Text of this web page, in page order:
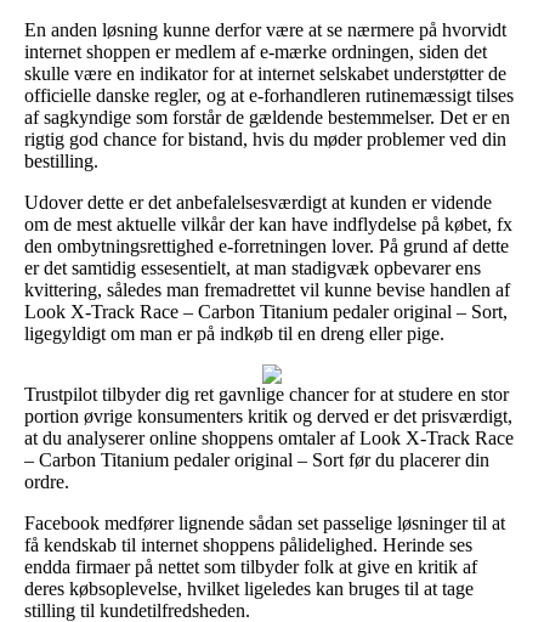
En anden løsning kunne derfor være at se nærmere på hvorvidt
internet shoppen er medlem af e-mærke ordningen, siden det
skulle være en indikator for at internet selskabet understøtter de
officielle danske regler, og at e-forhandleren rutinemæssigt tilses
af sagkyndige som forstår de gældende bestemmelser. Det er en
rigtig god chance for bistand, hvis du møder problemer ved din
bestilling.
Udover dette er det anbefalelsesværdigt at kunden er vidende
om de mest aktuelle vilkår der kan have indflydelse på købet, fx
den ombytningsrettighed e-forretningen lover. På grund af dette
er det samtidig essesentielt, at man stadigvæk opbevarer ens
kvittering, således man fremadrettet vil kunne bevise handlen af
Look X-Track Race – Carbon Titanium pedaler original – Sort,
ligegyldigt om man er på indkøb til en dreng eller pige.
Trustpilot tilbyder dig ret gavnlige chancer for at studere en stor
portion øvrige konsumenters kritik og derved er det prisværdigt,
at du analyserer online shoppens omtaler af Look X-Track Race
– Carbon Titanium pedaler original – Sort før du placerer din
ordre.
Facebook medfører lignende sådan set passelige løsninger til at
få kendskab til internet shoppens pålidelighed. Herinde ses
endda firmaer på nettet som tilbyder folk at give en kritik af
deres købsoplevelse, hvilket ligeledes kan bruges til at tage
stilling til kundetilfredsheden.